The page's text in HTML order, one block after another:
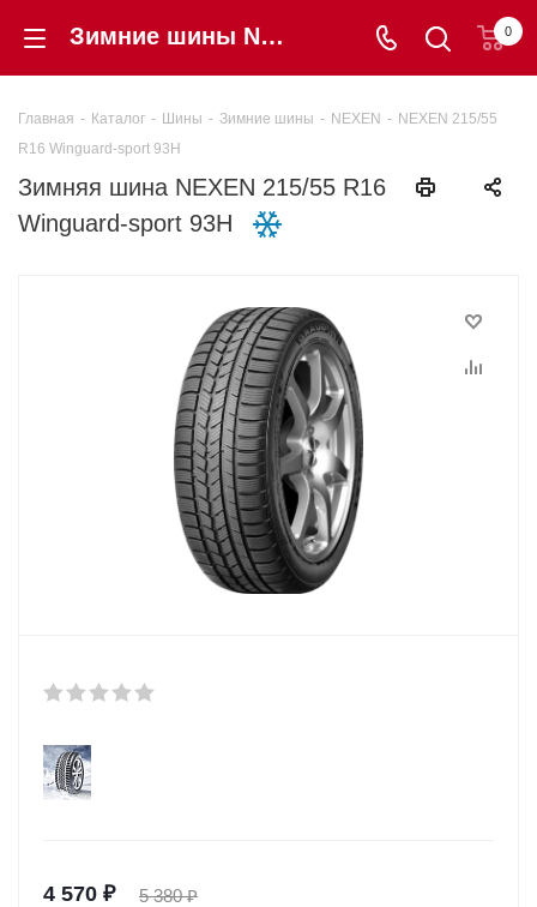
Зимние шины NEXEN 215/55 R16 Winguard-sport 93H купить в интернет-магазине Шинторг 0
Главная - Каталог - Шины - Зимние шины - NEXEN - NEXEN 215/55
R16 Winguard-sport 93H
Зимняя шина NEXEN 215/55 R16
Winguard-sport 93H
4 570 ₽ 5 380₽